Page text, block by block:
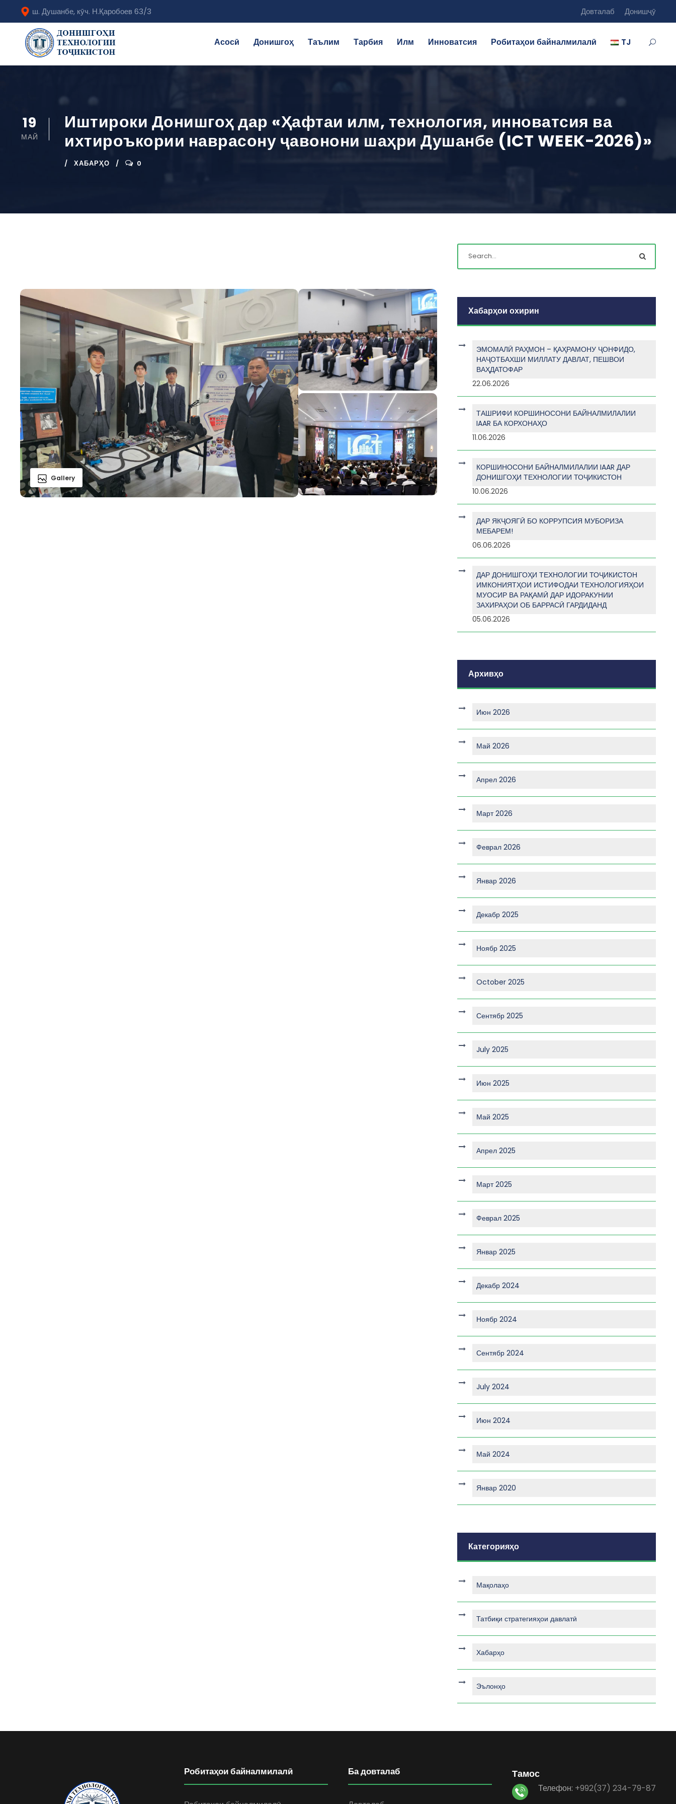
ш. Душанбе, кӯч. Н.Қаробоев 63/3 Довталаб Донишҷӯ
Асосӣ Донишгоҳ Таълим Тарбия Илм Инноватсия Робитаҳои байналмилалӣ TJ
19
МАЙ
Иштироки Донишгоҳ дар «Ҳафтаи илм, технология, инноватсия ва
ихтироъкории наврасону ҷавонони шаҳри Душанбе (ICT WEEK-2026)»
ХАБАРҲО 0
Gallery
Хабарҳои охирин
ЭМОМАЛӢ РАҲМОН – ҚАҲРАМОНУ ҶОНФИДО,
НАҶОТБАХШИ МИЛЛАТУ ДАВЛАТ, ПЕШВОИ
ВАҲДАТОФАР
22.06.2026
ТАШРИФИ КОРШИНОСОНИ БАЙНАЛМИЛАЛИИ
IAAR БА КОРХОНАҲО
11.06.2026
КОРШИНОСОНИ БАЙНАЛМИЛАЛИИ IAAR ДАР
ДОНИШГОҲИ ТЕХНОЛОГИИ ТОҶИКИСТОН
10.06.2026
ДАР ЯКҶОЯГӢ БО КОРРУПСИЯ МУБОРИЗА
МЕБАРЕМ!
06.06.2026
ДАР ДОНИШГОҲИ ТЕХНОЛОГИИ ТОҶИКИСТОН
ИМКОНИЯТҲОИ ИСТИФОДАИ ТЕХНОЛОГИЯҲОИ
МУОСИР ВА РАҚАМӢ ДАР ИДОРАКУНИИ
ЗАХИРАҲОИ ОБ БАРРАСӢ ГАРДИДАНД
05.06.2026
Архивҳо
Июн 2026
Май 2026
Апрел 2026
Март 2026
Феврал 2026
Январ 2026
Декабр 2025
Ноябр 2025
October 2025
Сентябр 2025
July 2025
Июн 2025
Май 2025
Апрел 2025
Март 2025
Феврал 2025
Январ 2025
Декабр 2024
Ноябр 2024
Сентябр 2024
July 2024
Июн 2024
Май 2024
Январ 2020
Категорияҳо
Мақолаҳо
Татбиқи стратегияҳои давлатӣ
Хабарҳо
Эълонҳо
Робитаҳои байналмилалӣ Ба довталаб Тамос
Телефон: +992(37) 234-79-87